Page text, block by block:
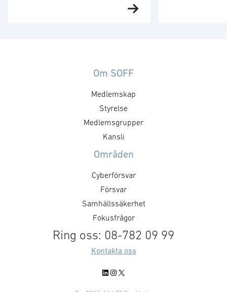
programmet i samband med
er som enbart vill delta i
mötesdelen finns möjlighet att
ansluta digitalt under den första
gruppens medlemmar, men vi …
Om SOFF
Medlemskap
Styrelse
Medlemsgrupper
Kansli
Områden
Cyberförsvar
Försvar
Samhällssäkerhet
Fokusfrågor
Ring oss: 08-782 09 99
Kontakta oss
LinkedIn
Instagram
X